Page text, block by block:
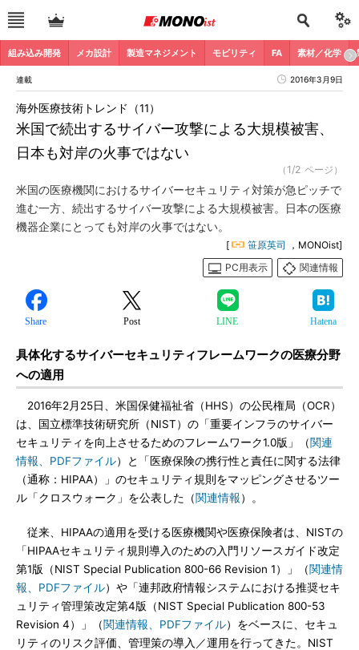
組み込み開発 メカ設計 製造マネジメント モビリティ FA 素材／化学
連載 2016年3月9日
米国で続出するサイバー攻撃による大規模被害、
日本も対岸の火事ではない
海外医療技術トレンド（11）
（1/2 ページ）
米国の医療機関におけるサイバーセキュリティ対策が急ピッチで
進む一方、続出するサイバー攻撃による大規模被害。日本の医療
機器企業にとっても対岸の火事ではない。
[ 笹原英司
，MONOist]
PC用表示
関連情報
Share Post LINE Hatena
具体化するサイバーセキュリティフレームワークの医療分野
への適用
2016年2月25日、米国保健福祉省（HHS）の公民権局（OCR）
は、国立標準技術研究所（NIST）の「重要インフラのサイバー
セキュリティを向上させるためのフレームワーク1.0版」（関連
情報、PDFファイル）と「医療保険の携行性と責任に関する法律
（通称：HIPAA）」のセキュリティ規則をマッピングさせるツー
ル「クロスウォーク」を公表した（関連情報）。
従来、HIPAAの適用を受ける医療機関や医療保険者は、NISTの
「HIPAAセキュリティ規則導入のための入門リソースガイド改定
第1版（NIST Special Publication 800-66 Revision 1）」（関連情
報、PDFファイル）や「連邦政府情報システムにおける推奨セキ
ュリティ管理策改定第4版（NIST Special Publication 800-53
Revision 4）」（関連情報、PDFファイル）をベースに、セキュ
リティのリスク評価、管理策の導入／運用を行ってきた。NIST